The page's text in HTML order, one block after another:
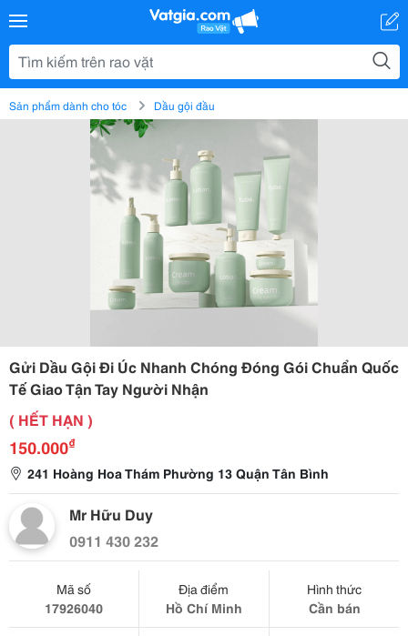
Sản phẩm dành cho tóc Dầu gội đầu
Gửi Dầu Gội Đi Úc Nhanh Chóng Đóng Gói Chuẩn Quốc
Tế Giao Tận Tay Người Nhận
( HẾT HẠN )
150.000₫
241 Hoàng Hoa Thám Phường 13 Quận Tân Bình
Mr Hữu Duy
0911 430 232
Mã số
17926040
Địa điểm
Hồ Chí Minh
Hình thức
Cần bán